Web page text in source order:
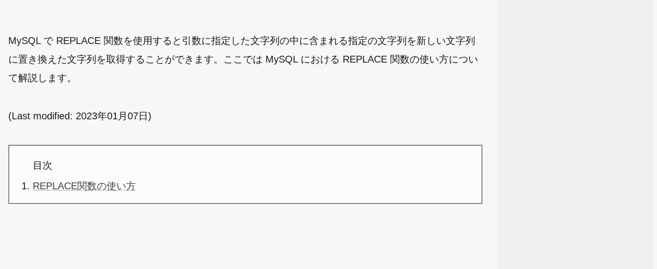
MySQL で REPLACE 関数を使用すると引数に指定した文字列の中に含まれる指定の文字列を新しい文字列
に置き換えた文字列を取得することができます。ここでは MySQL における REPLACE 関数の使い方につい
て解説します。
(Last modified: 2023年01月07日 )
目次
REPLACE関数の使い方